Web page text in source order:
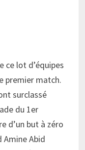
ce lot d’équipes
premier match.
surclassé
du 1er
d’un but à zéro
Amine Abid